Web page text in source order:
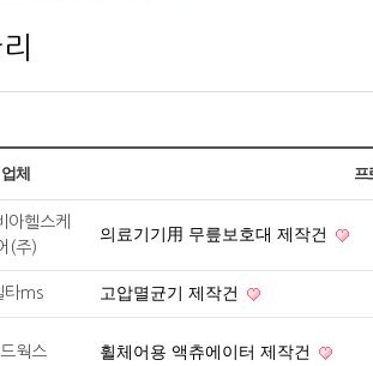
업체 프
아헬스케
(주)
의료기기用 무릎보호대 제작건
타ms 고압멸균기 제작건
웍스 휠체어용 액츄에이터 제작건